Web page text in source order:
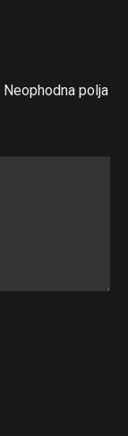
Neophodna polja